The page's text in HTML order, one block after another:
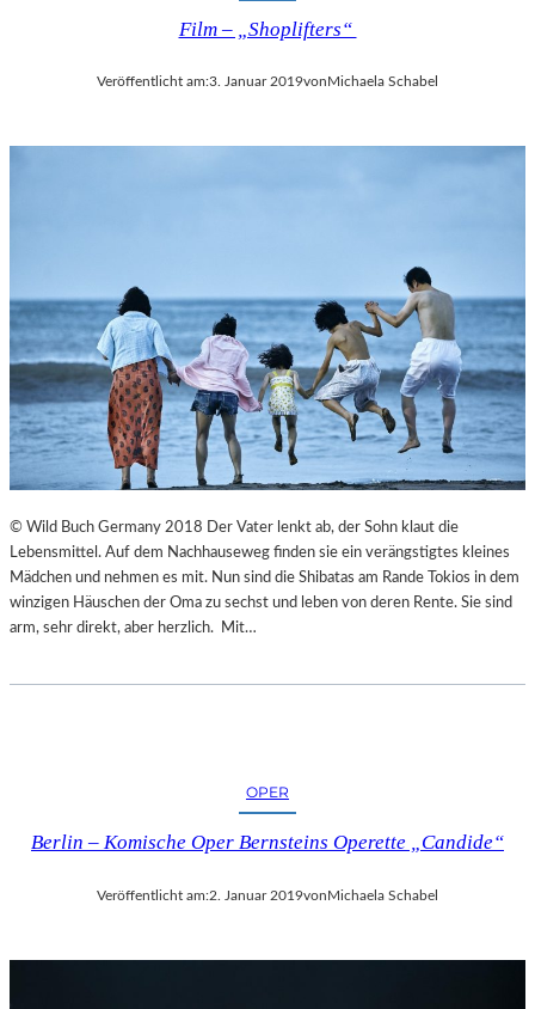
Film – „Shoplifters“
Veröffentlicht am:3. Januar 2019von Michaela Schabel
© Wild Buch Germany 2018 Der Vater lenkt ab, der Sohn klaut die
Lebensmittel. Auf dem Nachhauseweg finden sie ein verängstigtes kleines
Mädchen und nehmen es mit. Nun sind die Shibatas am Rande Tokios in dem
winzigen Häuschen der Oma zu sechst und leben von deren Rente. Sie sind
arm, sehr direkt, aber herzlich. Mit…
OPER
Berlin – Komische Oper Bernsteins Operette „Candide“
Veröffentlicht am:2. Januar 2019vonMichaela Schabel